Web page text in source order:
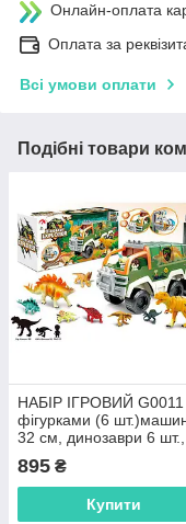
Онлайн-оплата
Оплата за
Всі умови оплати
Подібні товари
НАБІР ІГРОВИЙ G0011
фігурками (6
32 см, динозаври 6 шт.,
кор, 35-18,5-1
895 ₴
Купити